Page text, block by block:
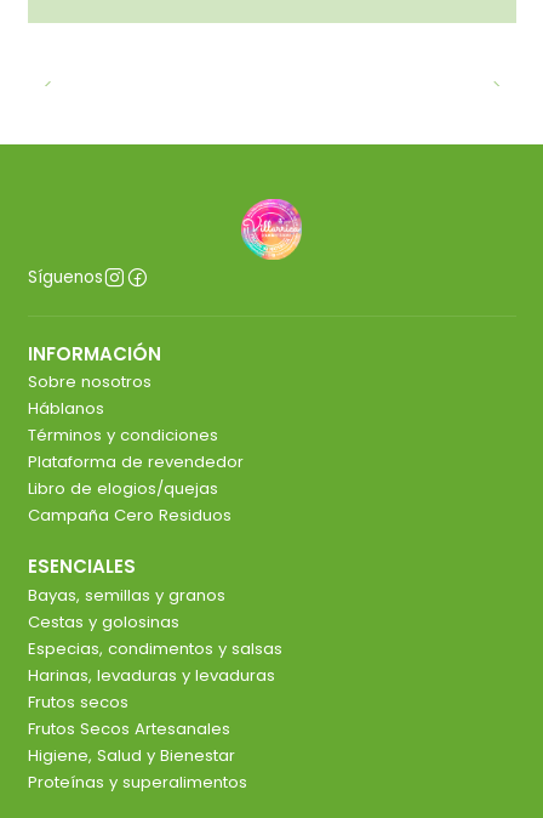
Síguenos
INFORMACIÓN
Sobre nosotros
Háblanos
Términos y condiciones
Plataforma de revendedor
Libro de elogios/quejas
Campaña Cero Residuos
ESENCIALES
Bayas, semillas y granos
Cestas y golosinas
Especias, condimentos y salsas
Harinas, levaduras y levaduras
Frutos secos
Frutos Secos Artesanales
Higiene, Salud y Bienestar
Proteínas y superalimentos